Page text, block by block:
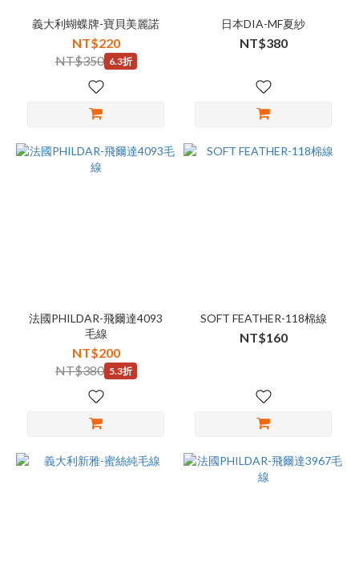
義大利蝴蝶牌-寶貝美麗諾
NT$220
NT$350 6.3折
日本DIA-MF夏紗
NT$380
法國PHILDAR-飛爾達4093
毛線
NT$200
NT$380 5.3折
SOFT FEATHER-118棉線
NT$160